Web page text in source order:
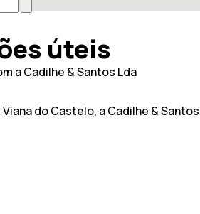
Viana do Castelo, a Cadilhe &
úteis
a Cadilhe & Santos Lda